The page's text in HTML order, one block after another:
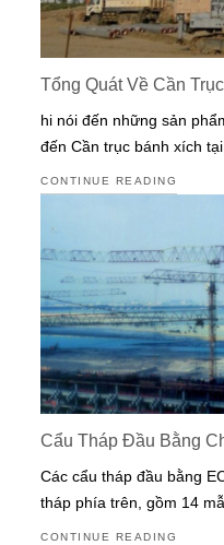
Tổng Quát Về Cần
hi nói đến những sản
đến Cần trục bánh xích
CONTINUE READING
Cẩu Tháp Đầu Bằng
Các cẩu tháp đầu bằng
tháp phía trên, gồm 14
CONTINUE READING